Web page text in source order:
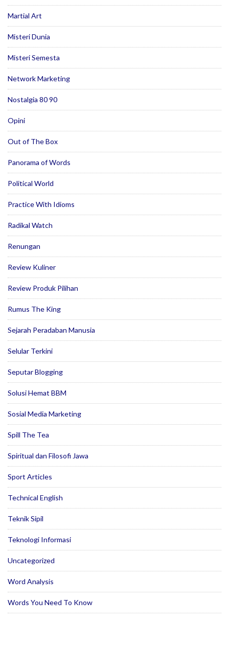
Martial Art
Misteri Dunia
Misteri Semesta
Network Marketing
Nostalgia 80 90
Opini
Out of The Box
Panorama of Words
Political World
Practice With Idioms
Radikal Watch
Renungan
Review Kuliner
Review Produk Pilihan
Rumus The King
Sejarah Peradaban Manusia
Selular Terkini
Seputar Blogging
Solusi Hemat BBM
Sosial Media Marketing
Spill The Tea
Spiritual dan Filosofi Jawa
Sport Articles
Technical English
Teknik Sipil
Teknologi Informasi
Uncategorized
Word Analysis
Words You Need To Know